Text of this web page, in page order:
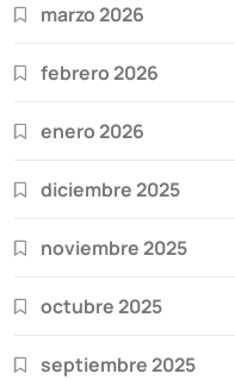
marzo 2026
febrero 2026
enero 2026
diciembre 2025
noviembre 2025
octubre 2025
septiembre 2025